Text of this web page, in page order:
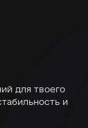
для твоего
и